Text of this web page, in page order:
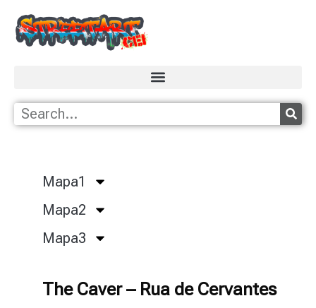
Mapa1
Mapa2
Mapa3
The Caver – Rua de Cervantes